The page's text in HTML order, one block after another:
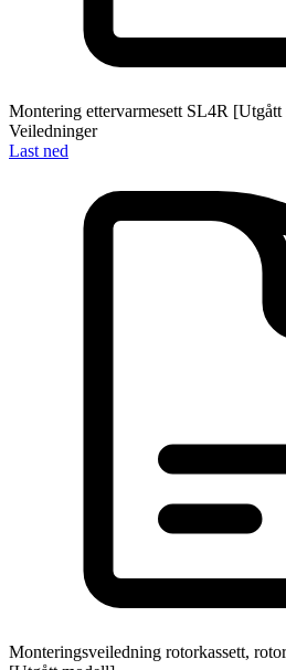
Montering ettervarmesett SL4R
Veiledninger
Last ned
Monteringsveiledning rotorkassett,